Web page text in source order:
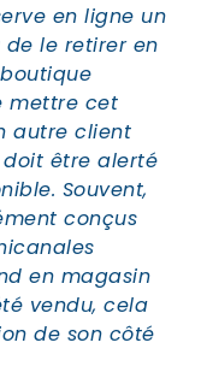
en ligne un
le retirer en
mettre cet
autre client
doit être alerté
Souvent,
conçus
en magasin
vendu, cela
de son côté